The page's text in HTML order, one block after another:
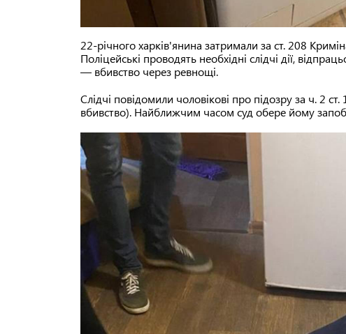
22-річного харків'янина затримали за ст. 208
Поліцейські проводять необхідні слідчі дії,
— вбивство через ревнощі.
Слідчі повідомили чоловікові про підозру за ч. 2
вбивство). Найближчим часом суд обере йому